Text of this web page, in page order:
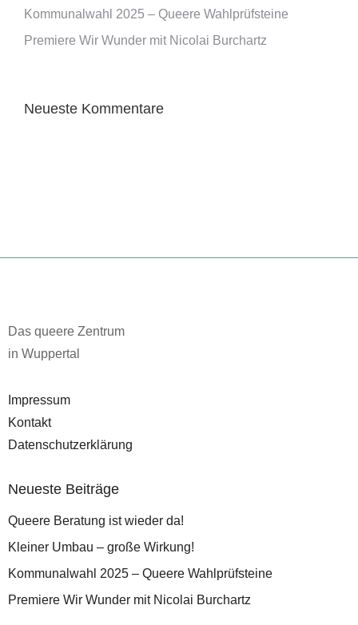
Kommunalwahl 2025 – Queere Wahlprüfsteine
Premiere Wir Wunder mit Nicolai Burchartz
Neueste Kommentare
Das queere Zentrum
in Wuppertal
Impressum
Kontakt
Datenschutzerklärung
Neueste Beiträge
Queere Beratung ist wieder da!
Kleiner Umbau – große Wirkung!
Kommunalwahl 2025 – Queere Wahlprüfsteine
Premiere Wir Wunder mit Nicolai Burchartz